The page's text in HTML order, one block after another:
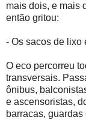
mais dois, e mais
então gritou:
- Os sacos de lixo
O eco percorreu
transversais.
ônibus,
e ascensoristas,
barracas,